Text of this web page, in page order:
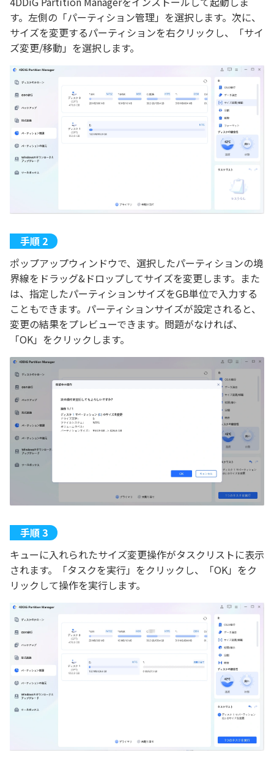
す。左側の「パーティション管理」を選択します。次に、
サイズを変更するパーティションを右クリックし、「サイ
ズ変更/移動」を選択します。
ポップアップウィンドウで、選択したパーティションの境
界線をドラッグ&ドロップしてサイズを変更します。また
は、指定したパーティションサイズをGB単位で入力する
こともできます。パーティションサイズが設定されると、
変更の結果をプレビューできます。問題がなければ、
「OK」をクリックします。
キューに入れられたサイズ変更操作がタスクリストに表示
されます。「タスクを実行」をクリックし、「OK」をク
リックして操作を実行します。